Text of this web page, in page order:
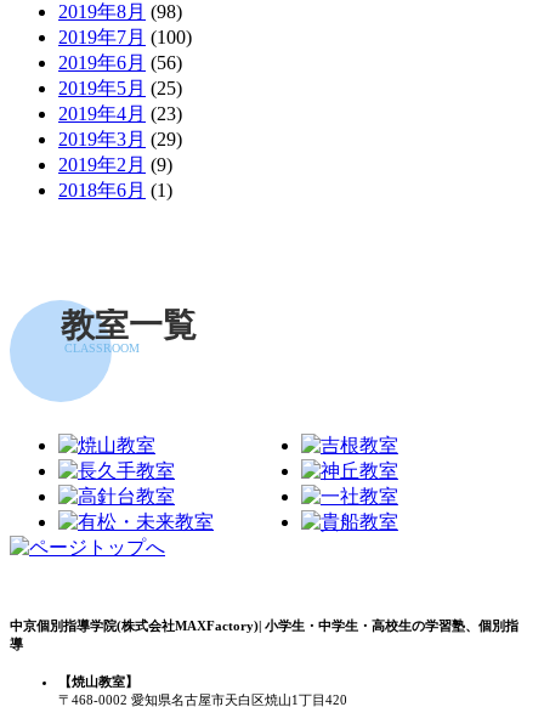
2019年8月 (98)
2019年7月 (100)
2019年6月 (56)
2019年5月 (25)
2019年4月 (23)
2019年3月 (29)
2019年2月 (9)
2018年6月 (1)
教室一覧
CLASSROOM
中京個別指導学院(株式会社MAXFactory)| 小学生・中学生・高校生の学習塾、個別指
導
【焼山教室】
〒468-0002 愛知県名古屋市天白区焼山1丁目420